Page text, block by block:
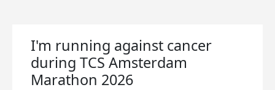
I'm running against cancer
during TCS Amsterdam
Marathon 2026